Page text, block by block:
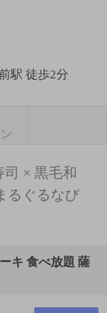
駅 徒歩2分
司 × 黒毛和
るぐるなび
キ 食べ放題 薩